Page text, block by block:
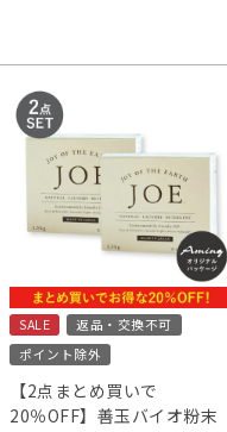
SALE
返品・交換不可
ポイント除外
【2点まとめ買いで
20％OFF】善玉バイオ粉末